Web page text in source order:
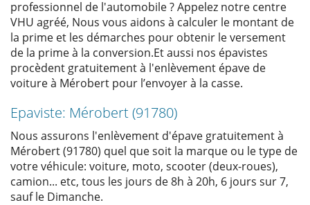
professionnel de l'automobile ? Appelez notre centre
VHU agréé, Nous vous aidons à calculer le montant de
la prime et les démarches pour obtenir le versement
de la prime à la conversion.Et aussi nos épavistes
procèdent gratuitement à l'enlèvement épave de
voiture à Mérobert pour l’envoyer à la casse.
Epaviste: Mérobert (91780)
Nous assurons l'enlèvement d'épave gratuitement à
Mérobert (91780) quel que soit la marque ou le type de
votre véhicule: voiture, moto, scooter (deux-roues),
camion... etc, tous les jours de 8h à 20h, 6 jours sur 7,
sauf le Dimanche.